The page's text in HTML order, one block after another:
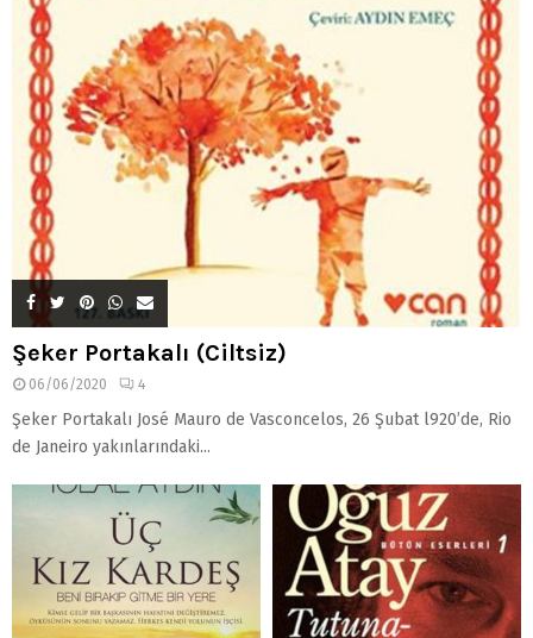
Şeker Portakalı (Ciltsiz)
06/06/2020 4
Şeker Portakalı José Mauro de Vasconcelos, 26 Şubat l920’de, Rio
de Janeiro yakınlarındaki...